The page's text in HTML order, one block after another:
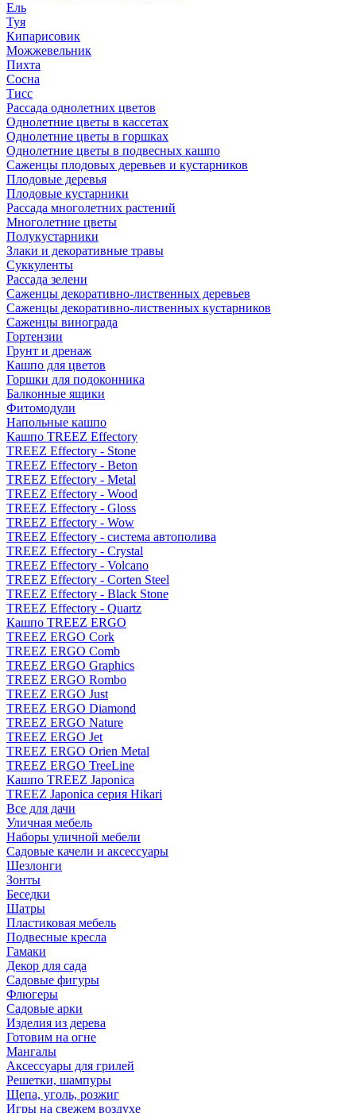
Ель
Туя
Кипарисовик
Можжевельник
Пихта
Сосна
Тисc
Рассада однолетних цветов
Однолетние цветы в кассетах
Однолетние цветы в горшках
Однолетние цветы в подвесных кашпо
Саженцы плодовых деревьев и кустарников
Плодовые деревья
Плодовые кустарники
Рассада многолетних растений
Многолетние цветы
Полукустарники
Злаки и декоративные травы
Суккуленты
Рассада зелени
Саженцы декоративно-лиственных деревьев
Саженцы декоративно-лиственных кустарников
Саженцы винограда
Гортензии
Грунт и дренаж
Кашпо для цветов
Горшки для подоконника
Балконные ящики
Фитомодули
Напольные кашпо
Кашпо TREEZ Effectory
TREEZ Effectory - Stone
TREEZ Effectory - Beton
TREEZ Effectory - Metal
TREEZ Effectory - Wood
TREEZ Effectory - Gloss
TREEZ Effectory - Wow
TREEZ Effectory - система автополива
TREEZ Effectory - Crystal
TREEZ Effectory - Volcano
TREEZ Effectory - Corten Steel
TREEZ Effectory - Black Stone
TREEZ Effectory - Quartz
Кашпо TREEZ ERGO
TREEZ ERGO Cork
TREEZ ERGO Comb
TREEZ ERGO Graphics
TREEZ ERGO Rombo
TREEZ ERGO Just
TREEZ ERGO Diamond
TREEZ ERGO Nature
TREEZ ERGO Jet
TREEZ ERGO Orien Metal
TREEZ ERGO TreeLine
Кашпо TREEZ Japonica
TREEZ Japonica серия Hikari
Все для дачи
Уличная мебель
Наборы уличной мебели
Садовые качели и аксессуары
Шезлонги
Зонты
Беседки
Шатры
Пластиковая мебель
Подвесные кресла
Гамаки
Декор для сада
Садовые фигуры
Флюгеры
Садовые арки
Изделия из дерева
Готовим на огне
Мангалы
Аксессуары для грилей
Решетки, шампуры
Щепа, уголь, розжиг
Игры на свежем воздухе